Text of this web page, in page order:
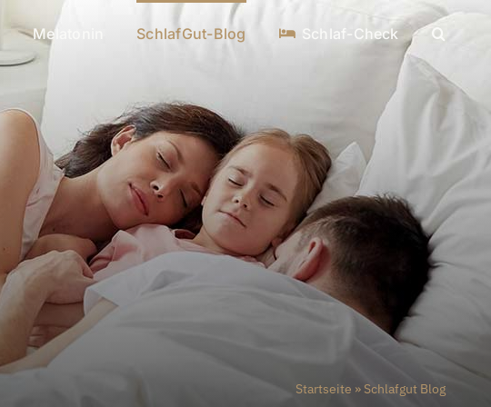
Melatonin SchlafGut-Blog Schlaf-Check
Startseite » Schlafgut Blog